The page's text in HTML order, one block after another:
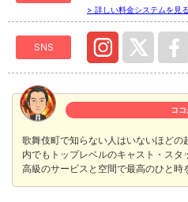
> 詳しい料金システムを見る
SNS
コ
歌舞伎町で知らない人はいないほど
内でもトップレベルのキャスト・ス
高級のサービスと空間で最高のひと時